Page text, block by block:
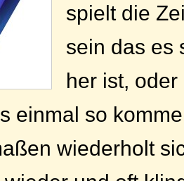
spielt die
sein das es
her ist,
einmal so
wiederholt